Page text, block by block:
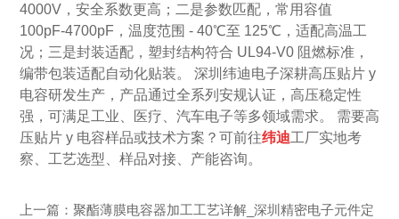
4000V，安全系数更高；二是参数匹配，常用容值
100pF-4700pF，温度范围 - 40℃至 125℃，适配高温工
况；三是封装适配，塑封结构符合 UL94-V0 阻燃标准，
编带包装适配自动化贴装。 深圳纬迪电子深耕高压贴片 y
电容研发生产，产品通过全系列安规认证，高压稳定性
强，可满足工业、医疗、汽车电子等多领域需求。
需要高
压贴片 y 电容样品或技术方案？可前往纬迪工厂实地考
察、工艺选型、样品对接、产能咨询。
上一篇： 聚酯薄膜电容器加工工艺详解_深圳精密电子元件定